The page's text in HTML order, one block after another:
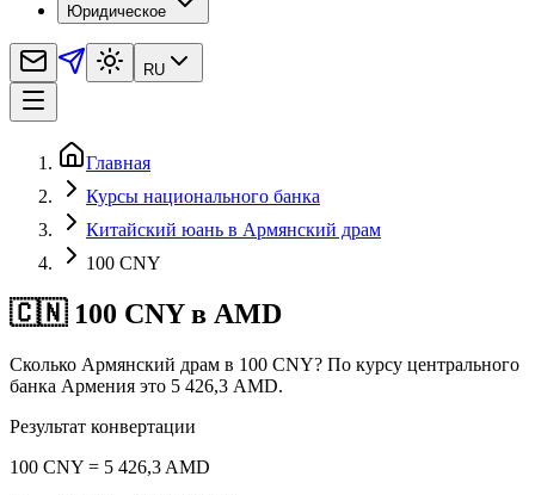
Юридическое
RU
Главная
Курсы национального банка
Китайский юань в Армянский драм
100 CNY
🇨🇳 100 CNY в AMD
Сколько Армянский драм в 100 CNY? По курсу центрального
банка Армения это 5 426,3 AMD.
Результат конвертации
100 CNY = 5 426,3 AMD